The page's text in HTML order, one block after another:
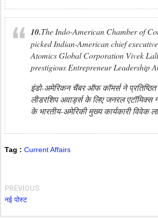
10.The Indo-American Chamber of
picked Indian-American chief
Atomics Global Corporation Vivek
prestigious Entrepreneur Leadership
इंडो-अमेरिकन चैंबर ऑफ कॉमर्स ने प्रतिष्ठित
लीडरशिप अवार्ड्स के लिए जनरल एटॉमिक्स
के भारतीय-अमेरिकी मुख्य कार्यकारी विवेक
Tag : Current Affairs
PREVIOUS
नई पोस्ट